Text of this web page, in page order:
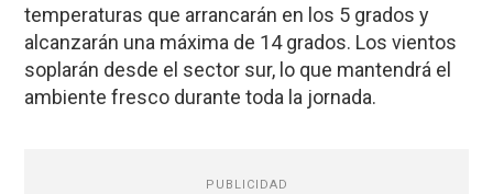
temperaturas que arrancarán en los 5 grados y
alcanzarán una máxima de 14 grados. Los vientos
soplarán desde el sector sur, lo que mantendrá el
ambiente fresco durante toda la jornada.
PUBLICIDAD